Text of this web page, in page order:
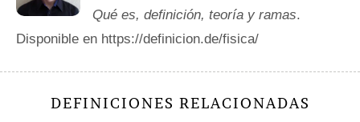
Qué es, definición, teoría y ramas.
Disponible en https://definicion.de/fisica/
DEFINICIONES RELACIONADAS